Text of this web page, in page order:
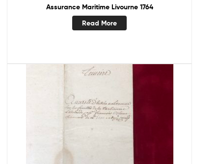
Assurance Maritime Livourne 1764
Read More